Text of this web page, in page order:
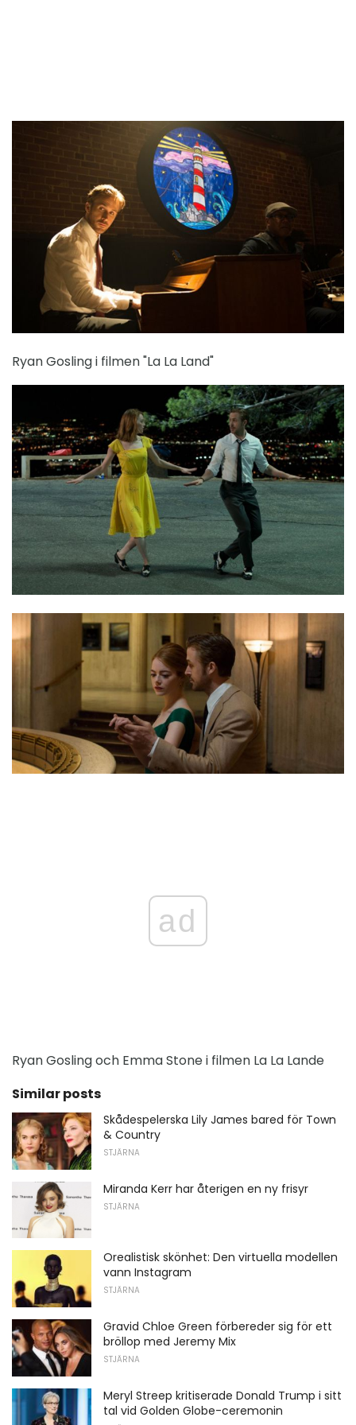
Ryan Gosling i filmen "La La Land"
ad
Ryan Gosling och Emma Stone i filmen La La Lande
Similar posts
Skådespelerska Lily James bared för Town
& Country
STJÄRNA
Miranda Kerr har återigen en ny frisyr
STJÄRNA
Orealistisk skönhet: Den virtuella modellen
vann Instagram
STJÄRNA
Gravid Chloe Green förbereder sig för ett
bröllop med Jeremy Mix
STJÄRNA
Meryl Streep kritiserade Donald Trump i sitt
tal vid Golden Globe-ceremonin